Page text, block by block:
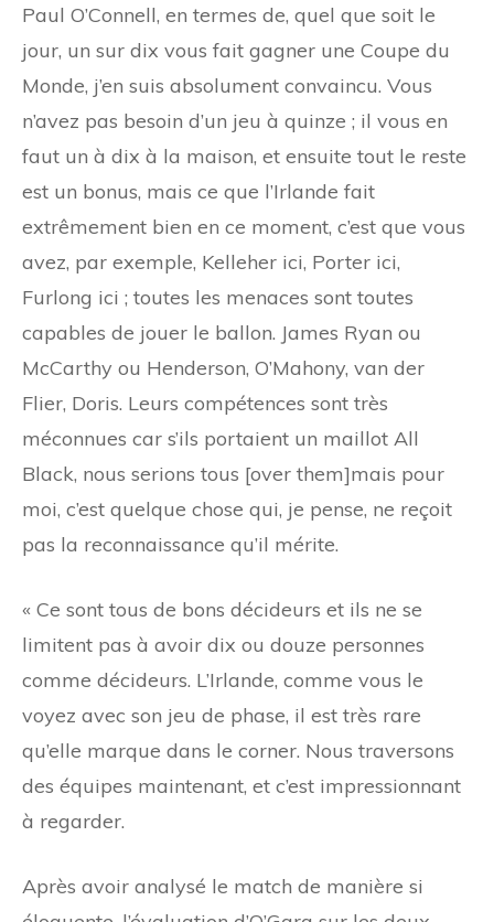
Paul O’Connell, en termes de, quel que soit le
jour, un sur dix vous fait gagner une Coupe du
Monde, j’en suis absolument convaincu. Vous
n’avez pas besoin d’un jeu à quinze ; il vous en
faut un à dix à la maison, et ensuite tout le reste
est un bonus, mais ce que l’Irlande fait
extrêmement bien en ce moment, c’est que vous
avez, par exemple, Kelleher ici, Porter ici,
Furlong ici ; toutes les menaces sont toutes
capables de jouer le ballon. James Ryan ou
McCarthy ou Henderson, O’Mahony, van der
Flier, Doris. Leurs compétences sont très
méconnues car s’ils portaient un maillot All
Black, nous serions tous [over them]mais pour
moi, c’est quelque chose qui, je pense, ne reçoit
pas la reconnaissance qu’il mérite.
« Ce sont tous de bons décideurs et ils ne se
limitent pas à avoir dix ou douze personnes
comme décideurs. L’Irlande, comme vous le
voyez avec son jeu de phase, il est très rare
qu’elle marque dans le corner. Nous traversons
des équipes maintenant, et c’est impressionnant
à regarder.
Après avoir analysé le match de manière si